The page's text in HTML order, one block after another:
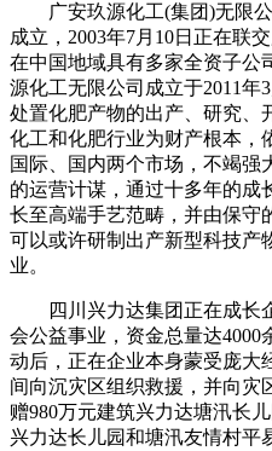
广安玖源化工(集团)无限公
成立，2003年7月10日正在联
在中国地域具有多家全资子公
源化工无限公司成立于2011年
处置化肥产物的出产、研究、
化工和化肥行业为财产根本，
国际、国内两个市场，不竭强
的运营计谋，通过十多年的成
长至高端手艺范畴，并由保守
可以或许研制出产新型科技产
业。
四川兴力达集团正在成长
会公益事业，资金总量达4000
动后，正在企业本身蒙受庞大
间向沉灾区组织救援，并向灾
赠980万元建筑兴力达塘汛长
兴力达长儿园和塘汛友情村平